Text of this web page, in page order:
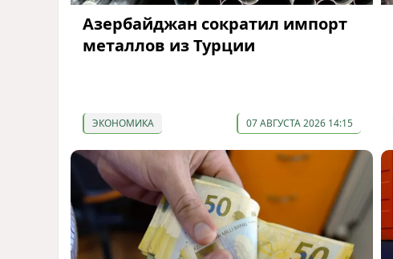
Азербайджан сократил импорт
металлов из Турции
ЭКОНОМИКА 07 АВГУСТА 2026 14:15